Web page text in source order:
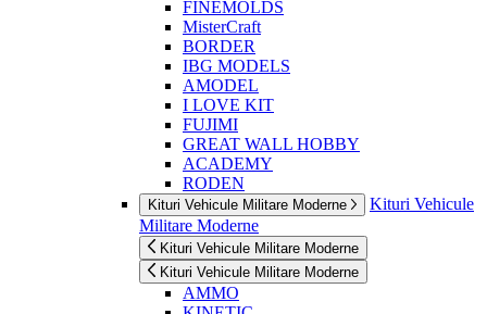
FINEMOLDS
MisterCraft
BORDER
IBG MODELS
AMODEL
I LOVE KIT
FUJIMI
GREAT WALL HOBBY
ACADEMY
RODEN
Kituri Vehicule Militare Moderne
Kituri Vehicule
Militare Moderne
Kituri Vehicule Militare Moderne
Kituri Vehicule Militare Moderne
AMMO